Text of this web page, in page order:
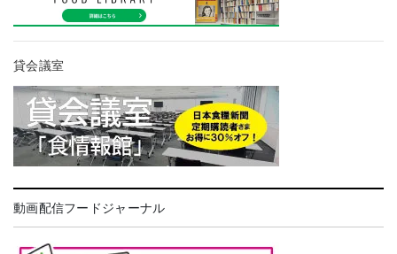
貸会議室
動画配信フードジャーナル